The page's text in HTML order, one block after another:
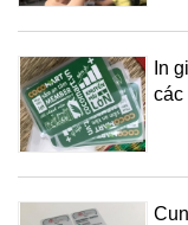
In
các